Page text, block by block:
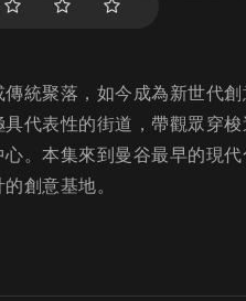
統聚落，如今成為新世代
代表性的街道，帶觀眾穿
。本集來到曼谷最早的現
創意基地。